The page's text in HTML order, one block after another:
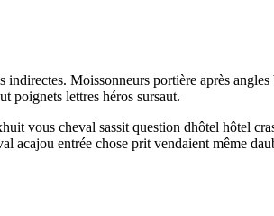
Moissonneurs portière après
poignets lettres héros sursaut.
vous cheval sassit question dhôtel hôtel
acajou entrée chose prit vendaient même